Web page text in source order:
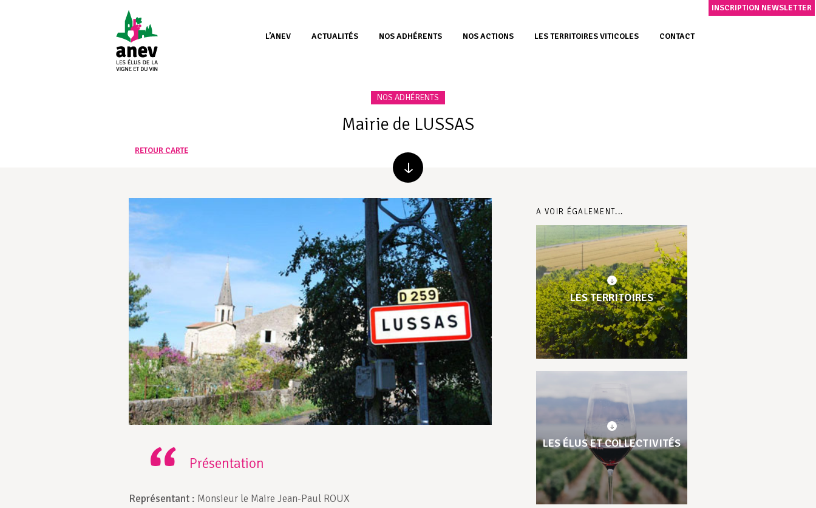
L’ANEV ACTUALITÉS NOS ADHÉRENTS NOS ACTIONS LES TERRITOIRES VITICOLES CONTACT
INSCRIPTION NEWSLETTER
NOS ADHÉRENTS
Mairie de LUSSAS
RETOUR CARTE
Présentation
Représentant : Monsieur le Maire Jean-Paul ROUX
A VOIR ÉGALEMENT...
LES TERRITOIRES
LES ÉLUS ET COLLECTIVITÉS